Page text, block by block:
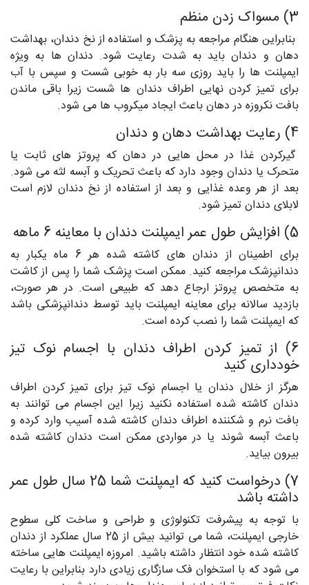
3) مسواک زدن منظم
بنابراین هنگام مراجعه به پزشک و استفاده از نخ دندان، بهداشت
دهان و دندان باید به شدت رعایت شود. دندان ها به ویژه
ایمپلنت ها را باید روزی سه بار به خوبی شست و سپس با آب
برای تمیز کردن نهایی اطراف دندان ها شست زیرا باقی ماندن
بافت نکروزه در دهان باعث ایجاد میکروب ها می شود.
4) رعایت بهداشت دهان و دندان
گیرکردن غذا در محل هایی در دهان که پروتز های ثابت یا
متحرک یا دندان وجود دارد که باعث تحریک و آبسه لثه می شود.
بعد از هر وعده غذایی و بعد از استفاده از نخ دندان لازم است
لابلای دندان تمیز شود.
5) افزایش طول عمر ایمپلنت دندان با معاینه 6 ماهه
برای اطمینان از دندان های کاشته شده هر 6 ماه یکبار به
دندانپزشک مراجعه کنید. ممکن است پزشک شما را پس از کاشت
به متخصص پروتز ارجاع دهد که طبیعی است. در هر صورت،
بازدید سالانه برای معاینه ایمپلنت باید توسط دندانپزشکی باشد
که ایمپلنت شما را نصب کرده است.
6) از تمیز کردن اطراف دندان با اجسام نوک تیز
خودداری کنید
هرگز از خلال دندان یا اجسام نوک تیز برای تمیز کردن اطراف
دندان کاشته شده استفاده نکنید زیرا این اجسام می توانند به
بافت نرم و شکننده اطراف دندان کاشته شده آسیب وارد کرده و
باعث آبسه شوند یا در مواردی ممکن است دندان کاشته شده
بیرون بیاید.
7) درخواست کنید که ایمپلنت شما 25 سال طول عمر
داشته باشد
با توجه به پیشرفت تکنولوژی و طراحی و ساخت کلی سطوح
خارجی ایمپلنت، شما می توانید بیش از 25 سال عملکرد از دندان
کاشته شده خود انتظار داشته باشید. امروزه ایمپلنت هایی ساخته
می شود که با استخوان فک سازگاری زیادی دارد بنابراین با رعایت